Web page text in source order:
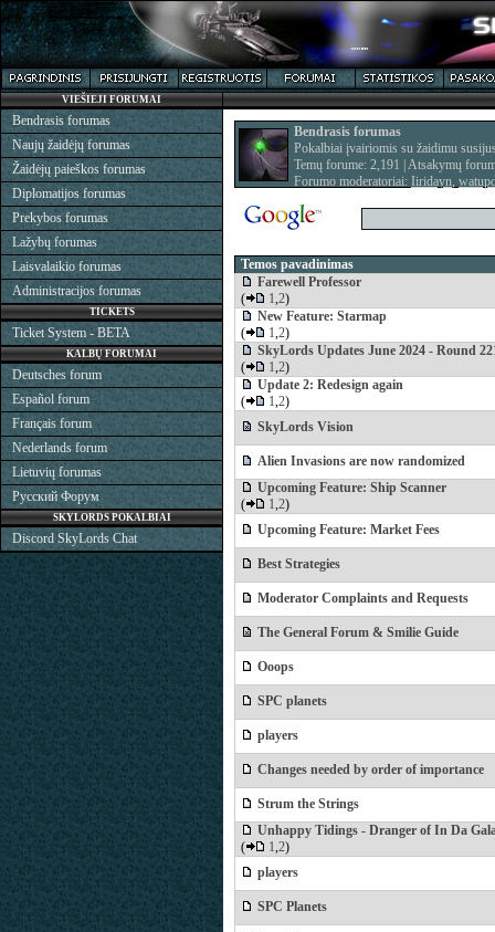
Bendrasis forumas
Pokalbiai įvairiomis su žaidimu
Temų forume: 2,191 | Atsakymų
Forumo moderatoriai: Iiridayn,
Temos pavadinimas
Farewell Professor
(
1,2)
New Feature: Starmap
(
1,2)
SkyLords Updates June 2024 - Round
(
1,2)
Update 2: Redesign again
(
1,2)
SkyLords Vision
Alien Invasions are now randomized
Upcoming Feature: Ship Scanner
(
1,2)
Upcoming Feature: Market Fees
Best Strategies
Moderator Complaints and Requests
The General Forum & Smilie Guide
Ooops
SPC planets
players
Changes needed by order of importance
Strum the Strings
Unhappy Tidings - Dranger of In Da
(
1,2)
players
SPC Planets
VIEŠIEJI FORUMAI
Bendrasis forumas
Naujų žaidėjų forumas
Žaidėjų paieškos forumas
Diplomatijos forumas
Prekybos forumas
Lažybų forumas
Laisvalaikio forumas
Administracijos forumas
TICKETS
Ticket System - BETA
KALBŲ FORUMAI
Deutsches forum
Español forum
Français forum
Nederlands forum
Lietuvių forumas
Русский Форум
SKYLORDS POKALBIAI
Discord SkyLords Chat